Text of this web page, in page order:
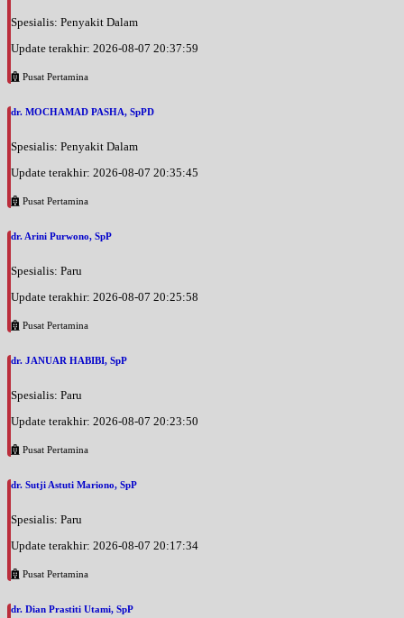
Spesialis: Penyakit Dalam
Update terakhir: 2026-08-07 20:37:59
Pusat Pertamina
dr. MOCHAMAD PASHA, SpPD
Spesialis: Penyakit Dalam
Update terakhir: 2026-08-07 20:35:45
Pusat Pertamina
dr. Arini Purwono, SpP
Spesialis: Paru
Update terakhir: 2026-08-07 20:25:58
Pusat Pertamina
dr. JANUAR HABIBI, SpP
Spesialis: Paru
Update terakhir: 2026-08-07 20:23:50
Pusat Pertamina
dr. Sutji Astuti Mariono, SpP
Spesialis: Paru
Update terakhir: 2026-08-07 20:17:34
Pusat Pertamina
dr. Dian Prastiti Utami, SpP